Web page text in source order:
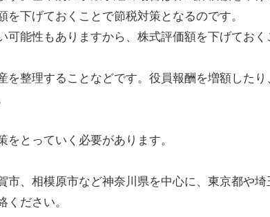
下げておくことで節税対策となるのです。
能性もありますから、株式評価額を下げてお
整理することなどです。役員報酬を増額した
とっていく必要があります。
、相模原市など神奈川県を中心に、東京都や
ださい。